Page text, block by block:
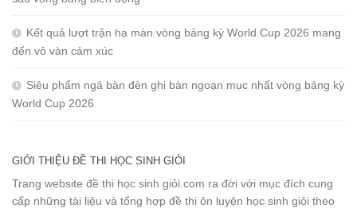
Kết quả lượt trận hạ màn vòng bảng kỳ World Cup 2026 mang
đến vô vàn cảm xúc
Siêu phẩm ngả bàn đèn ghi bàn ngoạn mục nhất vòng bảng kỳ
World Cup 2026
GIỚI THIỆU ĐỀ THI HỌC SINH GIỎI
Trang website đề thi học sinh giỏi.com ra đời với mục đích cung
cấp những tài liệu và tổng hợp đề thi ôn luyện học sinh giỏi theo